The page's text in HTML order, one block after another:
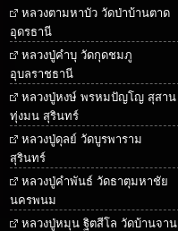
หลวงตามหาบัว วัดป่าบ้านตาด
อุดรธานี
หลวงปู่คำบุ วัดกุดชมภู
อุบลราชธานี
หลวงปู่หงษ์ พรหมปัญโญ สุสาน
ทุ่งมน สุรินทร์
หลวงปู่ดุลย์ วัดบูรพาราม
สุรินทร์
หลวงปู่คำพันธ์ วัดธาตุมหาชัย
นครพนม
หลวงปู่หมุน ฐิตสีโล วัดบ้านจาน